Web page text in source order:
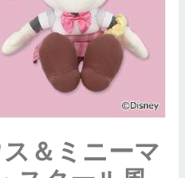
＆ミニーマ